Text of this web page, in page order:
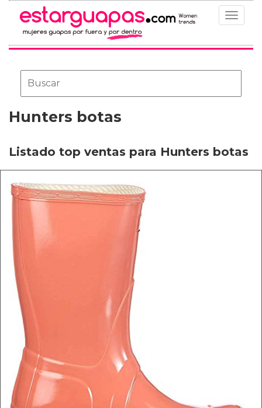
Toggle
Hunters botas
Listado top ventas para Hunters botas